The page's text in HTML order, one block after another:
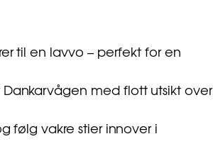
til en lavvo – perfekt for en
Dankarvågen med flott utsikt over
følg vakre stier innover i